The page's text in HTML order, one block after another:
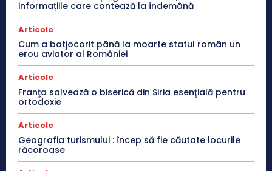
informațiile care contează la îndemână
Articole
Cum a batjocorit până la moarte statul român un
erou aviator al României
Articole
Franţa salvează o biserică din Siria esenţială pentru
ortodoxie
Articole
Geografia turismului : încep să fie căutate locurile
răcoroase